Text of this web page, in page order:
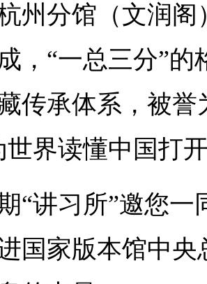
州分馆（文润
，“一总三分”
传承体系，被
世界读懂中国打
“讲习所”邀您一
国家版本馆中